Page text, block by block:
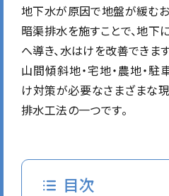
地下水が原因で地盤が緩むお
暗渠排水を施すことで、地
へ導き、水はけを改善できます
山間傾斜地・宅地・農地・駐
け対策が必要なさまざまな
排水工法の一つです。
目次